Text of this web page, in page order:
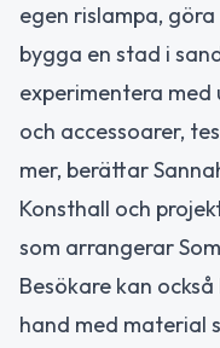
egen rislampa,
bygga en stad i
experimentera
och accessoarer,
mer, berättar
Konsthall och
som arrangerar
Besökare kan
hand med material